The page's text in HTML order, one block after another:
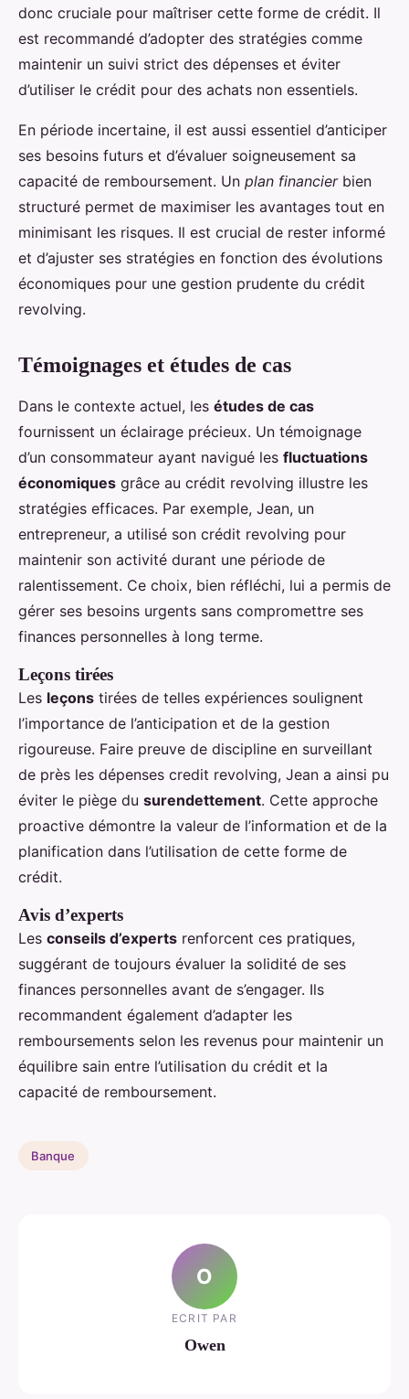
donc cruciale pour maîtriser cette forme de crédit. Il
est recommandé d’adopter des stratégies comme
maintenir un suivi strict des dépenses et éviter
d’utiliser le crédit pour des achats non essentiels.
En période incertaine, il est aussi essentiel d’anticiper
ses besoins futurs et d’évaluer soigneusement sa
capacité de remboursement. Un plan financierbien
structuré permet de maximiser les avantages tout en
minimisant les risques. Il est crucial de rester informé
et d’ajuster ses stratégies en fonction des évolutions
économiques pour une gestion prudente du crédit
revolving.
Témoignages et études de cas
Dans le contexte actuel, les études de cas
fournissent un éclairage précieux. Un témoignage
d’un consommateur ayant navigué les fluctuations
économiques grâce au crédit revolving illustre les
stratégies efficaces. Par exemple, Jean, un
entrepreneur, a utilisé son crédit revolving pour
maintenir son activité durant une période de
ralentissement. Ce choix, bien réfléchi, lui a permis de
gérer ses besoins urgents sans compromettre ses
finances personnelles à long terme.
Leçons tirées
Les leçons tirées de telles expériences soulignent
l’importance de l’anticipation et de la gestion
rigoureuse. Faire preuve de discipline en surveillant
de près les dépenses credit revolving, Jean a ainsi pu
éviter le piège du surendettement. Cette approche
proactive démontre la valeur de l’information et de la
planification dans l’utilisation de cette forme de
crédit.
Avis d’experts
Les conseils d’experts renforcent ces pratiques,
suggérant de toujours évaluer la solidité de ses
finances personnelles avant de s’engager. Ils
recommandent également d’adapter les
remboursements selon les revenus pour maintenir un
équilibre sain entre l’utilisation du crédit et la
capacité de remboursement.
Banque
O
ECRIT PAR
Owen